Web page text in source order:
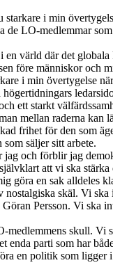
starkare i min
de LO-medlemmar
en värld där det globala
före människor och
i min övertygelse
ett starkt
mellan raderna kan
frihet för den som
säljer sitt arbete.
jag och förblir jag
att vi ska
göra en sak alldeles
nostalgiska skäl. Vi ska
Persson. Vi ska
medlemmens skull. Vi
enda parti som har
en politik som ligger